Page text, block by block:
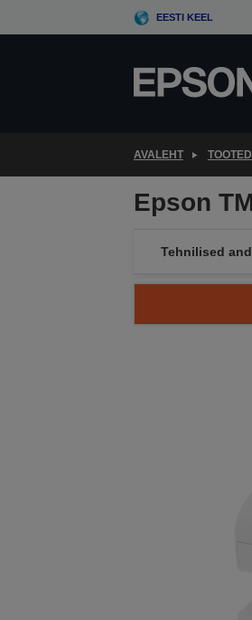
to
EESTI KEEL
AVALEHT TOOTED
Epson
Tehnilised